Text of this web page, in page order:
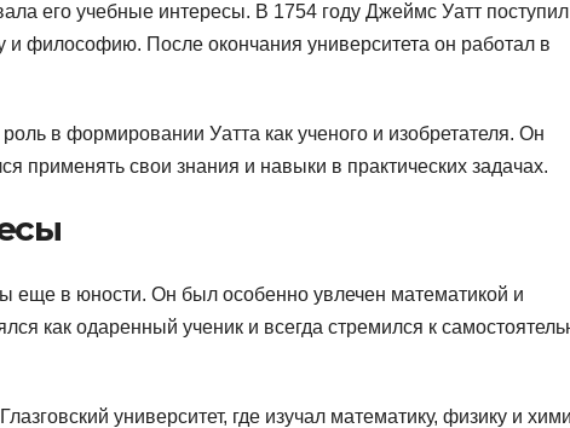
его учебные интересы. В 1754 году Джеймс Уатт
и философию. После окончания университета он работал в
в формировании Уатта как ученого и изобретателя. Он
применять свои знания и навыки в практических задачах.
еще в юности. Он был особенно увлечен математикой и
как одаренный ученик и всегда стремился к
университет, где изучал математику, физику и